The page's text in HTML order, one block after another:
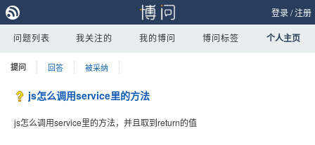
登录/注册
问题列表 我关注的 我的博问 博问标签 个人主页
提问 回答 被采纳
js怎么调用service里的方法
js怎么调用service里的方法，并且取到return的值